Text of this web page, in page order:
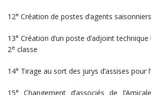
12° Création de postes d’agents saisonniers
13° Création d’un poste d’adjoint
2e classe
14° Tirage au sort des jurys d’assises pour
15° Changement d’associés de